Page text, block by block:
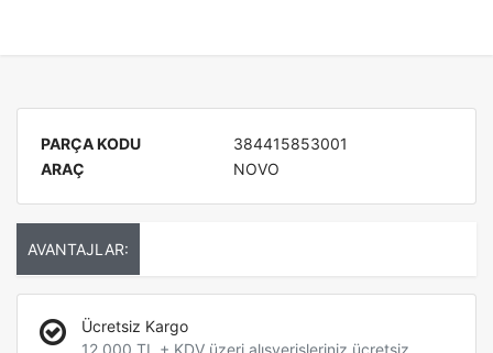
PARÇA KODU
384415853001
ARAÇ
NOVO
AVANTAJLAR:
Ücretsiz Kargo
12.000 TL + KDV üzeri alışverişleriniz ücretsiz